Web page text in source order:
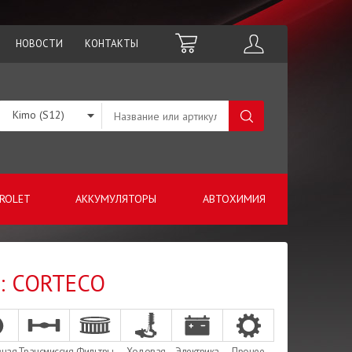
НОВОСТИ КОНТАКТЫ
АККУМУЛЯТОРЫ АВТОХИМИЯ
Kimo (S12)